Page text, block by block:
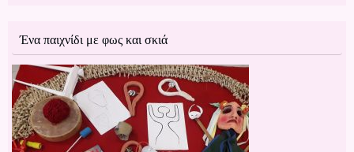
Ένα παιχνίδι με φως και σκιά